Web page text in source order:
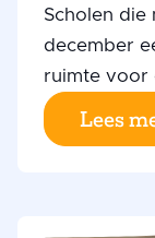
Scholen die
december
ruimte voor
Lees